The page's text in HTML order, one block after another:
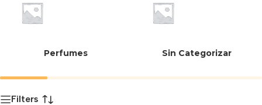
Perfumes Sin Categorizar
Filters